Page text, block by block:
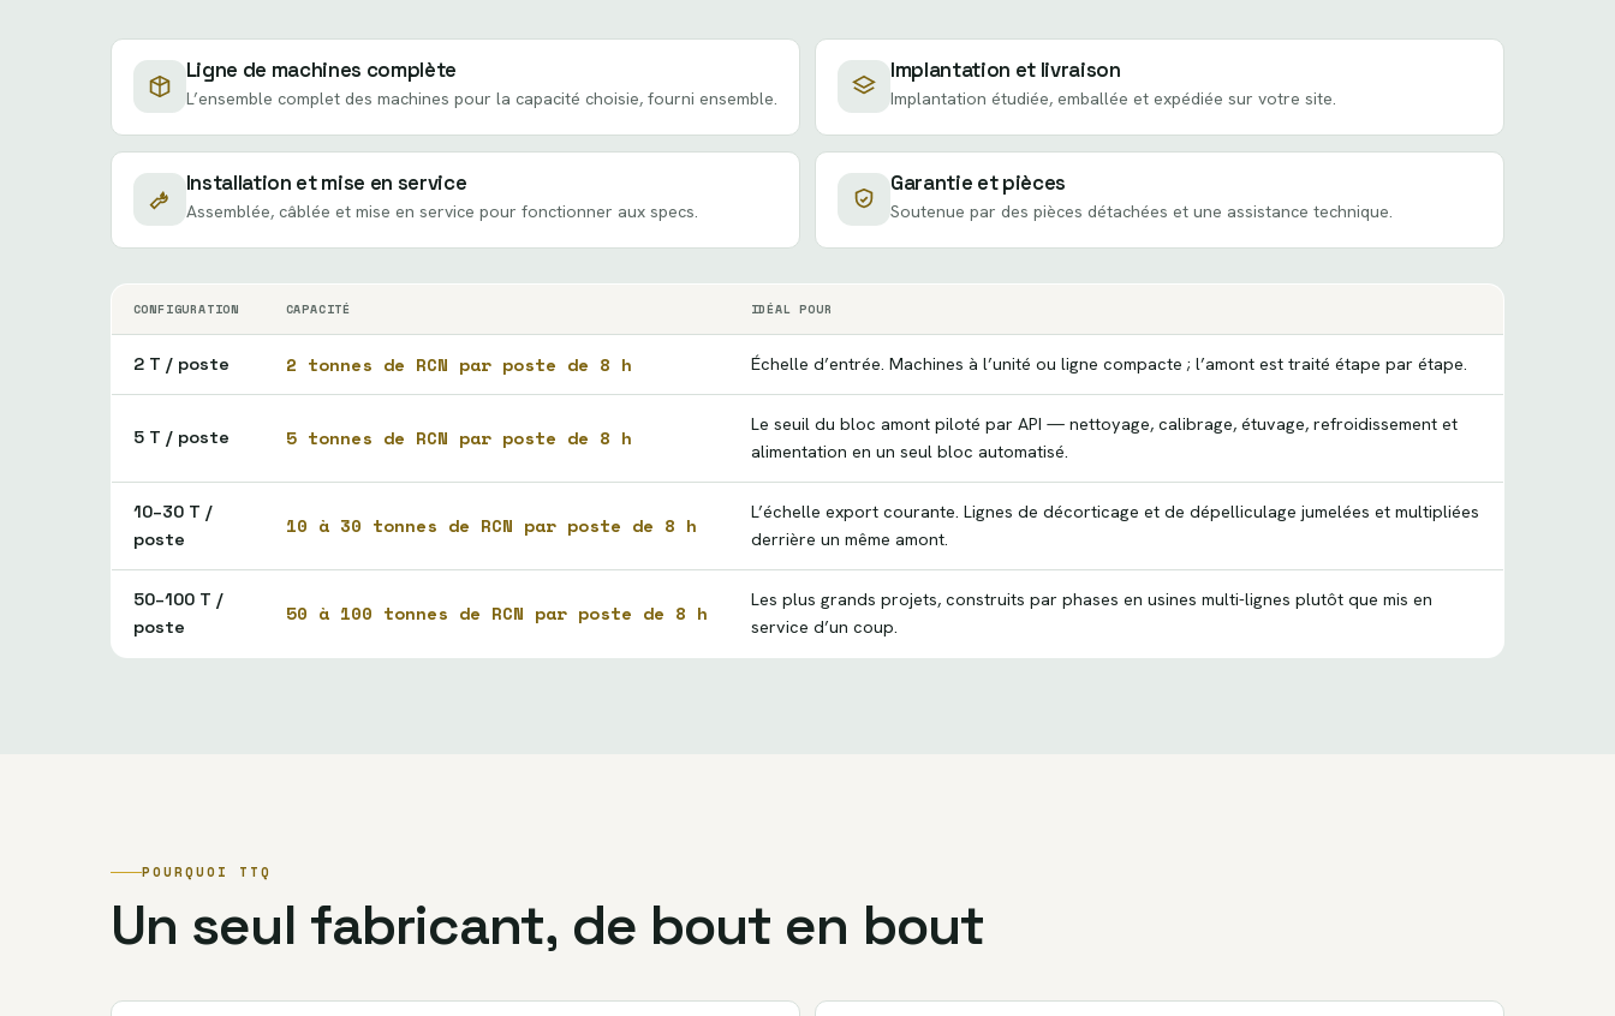
Ligne de machines complète
L’ensemble complet des machines pour la capacité choisie, fourni ensemble.
Implantation et livraison
Implantation étudiée, emballée et expédiée sur votre site.
Installation et mise en service
Assemblée, câblée et mise en service pour fonctionner aux specs.
Garantie et pièces
Soutenue par des pièces détachées et une assistance technique.
CONFIGURATION CAPACITÉ IDÉAL POUR
2 T / poste 2 tonnes de RCN par poste de 8 h Échelle d’entrée. Machines à l’unité ou ligne compacte ; l’amont est traité étape par étape.
5 T / poste 5 tonnes de RCN par poste de 8 h
Le seuil du bloc amont piloté par API — nettoyage, calibrage, étuvage, refroidissement et
alimentation en un seul bloc automatisé.
10–30 T /
poste
10 à 30 tonnes de RCN par poste de 8 h
L’échelle export courante. Lignes de décorticage et de dépelliculage jumelées et multipliées
derrière un même amont.
50–100 T /
poste
50 à 100 tonnes de RCN par poste de 8 h
Les plus grands projets, construits par phases en usines multi-lignes plutôt que mis en
service d’un coup.
POURQUOI TTQ
Un seul fabricant, de bout en bout